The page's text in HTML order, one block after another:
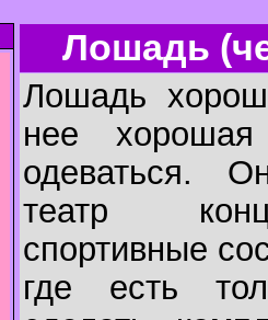
Лошадь
Лошадь
нее
одеваться.
театр
спортивные
где есть